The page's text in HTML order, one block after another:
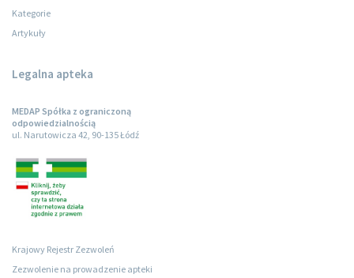
Kategorie
Artykuły
Legalna apteka
MEDAP Spółka z ograniczoną
odpowiedzialnością
ul. Narutowicza 42, 90-135 Łódź
Krajowy Rejestr Zezwoleń
Zezwolenie na prowadzenie apteki